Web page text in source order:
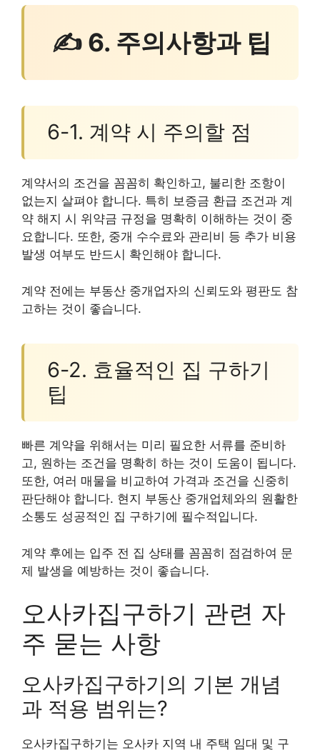
✍ 6. 주의사항과 팁
6-1. 계약 시 주의할 점
계약서의 조건을 꼼꼼히 확인하고, 불리한 조항이
없는지 살펴야 합니다. 특히 보증금 환급 조건과 계
약 해지 시 위약금 규정을 명확히 이해하는 것이 중
요합니다. 또한, 중개 수수료와 관리비 등 추가 비용
발생 여부도 반드시 확인해야 합니다.
계약 전에는 부동산 중개업자의 신뢰도와 평판도 참
고하는 것이 좋습니다.
6-2. 효율적인 집 구하기
팁
빠른 계약을 위해서는 미리 필요한 서류를 준비하
고, 원하는 조건을 명확히 하는 것이 도움이 됩니다.
또한, 여러 매물을 비교하여 가격과 조건을 신중히
판단해야 합니다. 현지 부동산 중개업체와의 원활한
소통도 성공적인 집 구하기에 필수적입니다.
계약 후에는 입주 전 집 상태를 꼼꼼히 점검하여 문
제 발생을 예방하는 것이 좋습니다.
오사카집구하기 관련 자
주 묻는 사항
오사카집구하기의 기본 개념
과 적용 범위는?
오사카집구하기는 오사카 지역 내 주택 임대 및 구